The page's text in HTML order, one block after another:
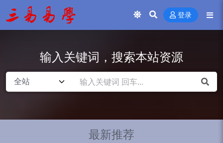
登录
输入关键词，搜索本站资源
最新推荐